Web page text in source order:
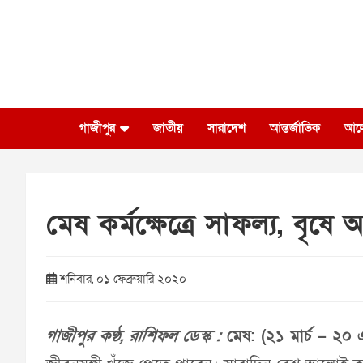
গাজীপুর জাতীয় সারাদেশ আন্তর্জাতিক
মেষ কর্মক্ষেত্রে সাফল্য, বৃষে
শনিবার, ০১ ফেব্রুয়ারি ২০২০
গাজীপুর কণ্ঠ, রাশিফল ডেস্ক :মেষ: (২১ মার্চ – ২০